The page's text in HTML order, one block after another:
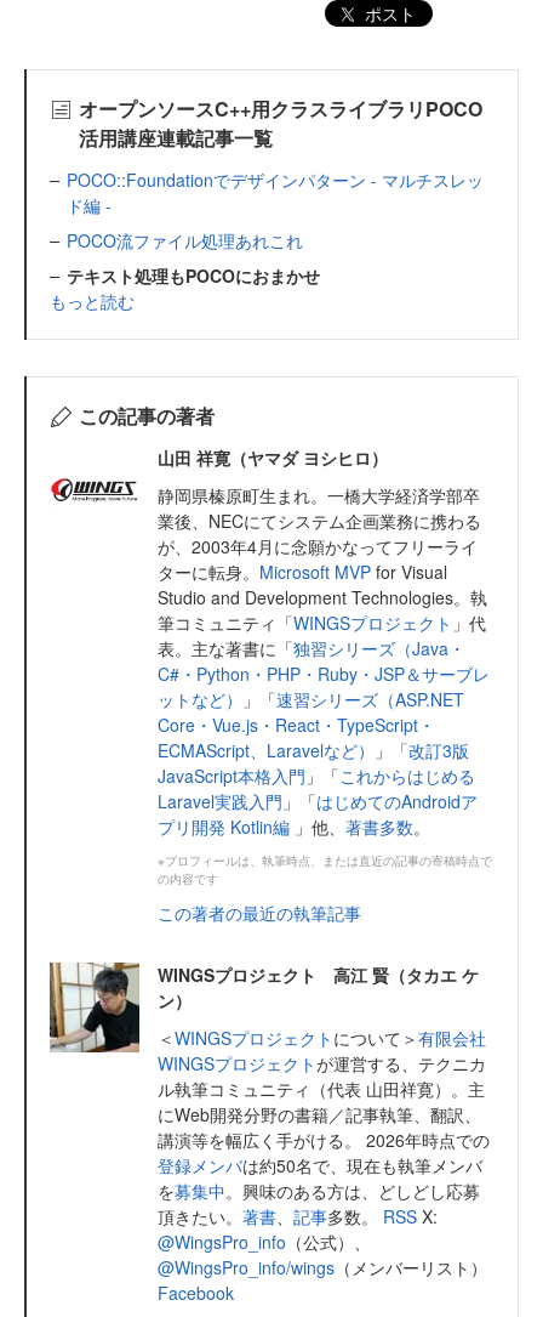
ポスト
オープンソースC++用クラスライブラリPOCO
活用講座連載記事一覧
POCO::Foundationでデザインパターン - マルチスレッ
ド編 -
POCO流ファイル処理あれこれ
テキスト処理もPOCOにおまかせ
もっと読む
この記事の著者
山田 祥寛（ヤマダ ヨシヒロ）
静岡県榛原町生まれ。一橋大学経済学部卒
業後、NECにてシステム企画業務に携わる
が、2003年4月に念願かなってフリーライ
ターに転身。 Microsoft MVP for Visual
Studio and Development Technologies。執
筆コミュニティ「WINGSプロジェクト 」代
表。主な著書に「独習シリーズ（Java・
C#・Python・PHP・Ruby・JSP＆サーブレ
ットなど）
」「速習シリーズ（ASP.NET
Core・Vue.js・React・TypeScript・
ECMAScript、Laravelなど）
」「改訂3版
JavaScript本格入門 」「これからはじめる
Laravel実践入門 」「はじめてのAndroidア
プリ開発 Kotlin編 」他、 著書多数。
※プロフィールは、執筆時点、または直近の記事の寄稿時点で
の内容です
この著者の最近の執筆記事
WINGSプロジェクト 高江 賢（タカエ ケ
ン）
＜WINGSプロジェクト について＞有限会社
WINGSプロジェクトが運営する、テクニカ
ル執筆コミュニティ（代表 山田祥寛）。主
にWeb開発分野の書籍／記事執筆、翻訳、
講演等を幅広く手がける。 2026年時点での
登録メンバは約50名で、現在も執筆メンバ
を募集中。興味のある方は、どしどし応募
頂きたい。 著書、 記事多数。 RSS X:
@WingsPro_info （公式）、
@WingsPro_info/wings （メンバーリスト）
Facebook